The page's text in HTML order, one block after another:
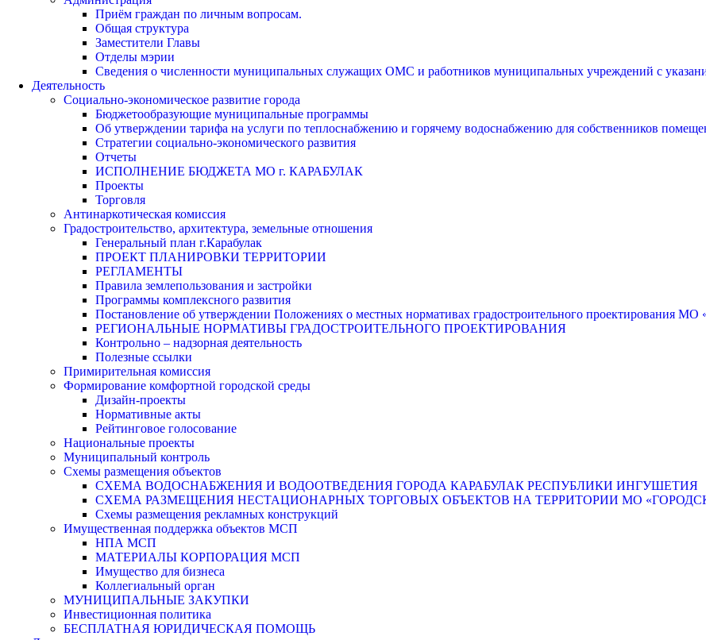
Приём граждан по личным вопросам.
Общая структура
Заместители Главы
Отделы мэрии
Сведения о численности муниципальных служащих ОМС и работников муниципальных учреждений с
Деятельность
Социально-экономическое развитие города
Бюджетообразующие муниципальные программы
Об утверждении тарифа на услуги по теплоснабжению и горячему водоснабжению для собственников
Стратегии социально-экономического развития
Отчеты
ИСПОЛНЕНИЕ БЮДЖЕТА МО г. КАРАБУЛАК
Проекты
Торговля
Антинаркотическая комиссия
Градостроительство, архитектура, земельные отношения
Генеральный план г.Карабулак
ПРОЕКТ ПЛАНИРОВКИ ТЕРРИТОРИИ
РЕГЛАМЕНТЫ
Правила землепользования и застройки
Программы комплексного развития
Постановление об утверждении Положениях о местных нормативах градостроительного проектирования МО
РЕГИОНАЛЬНЫЕ НОРМАТИВЫ ГРАДОСТРОИТЕЛЬНОГО ПРОЕКТИРОВАНИЯ
Контрольно – надзорная деятельность
Полезные ссылки
Примирительная комиссия
Формирование комфортной городской среды
Дизайн-проекты
Нормативные акты
Рейтинговое голосование
Национальные проекты
Муниципальный контроль
Схемы размещения объектов
СХЕМА ВОДОСНАБЖЕНИЯ И ВОДООТВЕДЕНИЯ ГОРОДА КАРАБУЛАК РЕСПУБЛИКИ ИНГУШЕТИЯ
СХЕМА РАЗМЕЩЕНИЯ НЕСТАЦИОНАРНЫХ ТОРГОВЫХ ОБЪЕКТОВ НА ТЕРРИТОРИИ МО
Схемы размещения рекламных конструкций
Имущественная поддержка объектов МСП
НПА МСП
МАТЕРИАЛЫ КОРПОРАЦИЯ МСП
Имущество для бизнеса
Коллегиальный орган
МУНИЦИПАЛЬНЫЕ ЗАКУПКИ
Инвестиционная политика
БЕСПЛАТНАЯ ЮРИДИЧЕСКАЯ ПОМОЩЬ